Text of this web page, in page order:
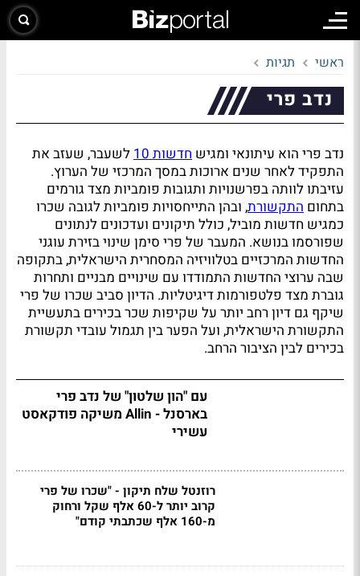
ראשי תגיות
נדב פרי
נדב פרי הוא עיתונאי ומגיש חדשות 10
לשעבר, שעזב את
התפקיד לאחר שנים ארוכות במסך המרכזי של הערוץ.
עזיבתו לוותה בפרשנויות ותגובות פומביות מצד גורמים
בתחום התקשורת, ובהן התייחסויות פומביות לגובה שכרו
כמגיש חדשות מוביל, כולל תיקונים ועדכונים לנתונים
שפורסמו בנושא. המעבר של פרי סימן שינוי בזירת עוגני
החדשות המרכזיים בטלוויזיה המסחרית הישראלית, בתקופה
שבה ערוצי החדשות התמודדו עם שינויים מבניים ותחרות
גוברת מצד פלטפורמות דיגיטליות. הדיון סביב שכרו של פרי
שיקף גם דיון רחב יותר על שקיפות שכר בכירים בתעשיית
התקשורת הישראלית, ועל הפער בין תגמול עובדי תקשורת
בכירים לבין הציבור הרחב.
עם "הון שלטון" של נדב פרי
בארסנל - Allin משיקה פודקאסט
עשירי
רוזנטל שלח תיקון - "שכרו של פרי
קרוב יותר ל-60 אלף שקל ורחוק
מ-160 אלף שכתבתי קודם"